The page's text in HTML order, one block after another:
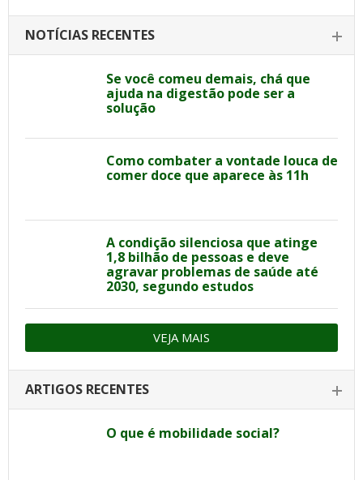
NOTÍCIAS RECENTES
Se você comeu demais, chá que
ajuda na digestão pode ser a
solução
Como combater a vontade louca de
comer doce que aparece às 11h
A condição silenciosa que atinge
1,8 bilhão de pessoas e deve
agravar problemas de saúde até
2030, segundo estudos
VEJA MAIS
ARTIGOS RECENTES
O que é mobilidade social?